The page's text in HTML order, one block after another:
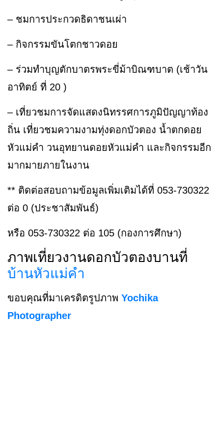
– ชมการประกวดธิดาชนเผ่า
– กิจกรรมขันโตกชาวดอย
– ร่วมทำบุญตักบาตรพระขี่ม้าบิณฑบาต (เช้าวัน
อาทิตย์ ที่ 20 )
– เที่ยวชมการจัดแสดงนิทรรศการภูมิปัญญาท้อง
ถิ่น เที่ยวชมความงามทุ่งดอกบัวตอง น้ำตกดอย
หัวแม่คำ วนอุทยานดอยหัวแม่คำ และกิจกรรมอีก
มากมายภายในงาน
** ติดต่อสอบถามข้อมูลเพิ่มเติมได้ที่ 053-730322
ต่อ 0 (ประชาสัมพันธ์)
หรือ 053-730322 ต่อ 105 (กองการศึกษา)
ภาพเที่ยวงานดอกบัวตองบานที่
บ้านหัวแม่คำ
ขอบคุณที่มาเครดิตรูปภาพ Yochika
Photographer